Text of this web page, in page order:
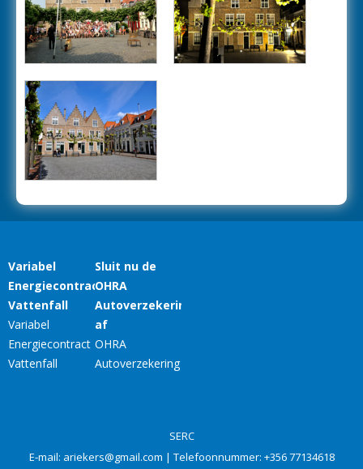
SERC
E-mail: ariekers@gmail.com | Telefoonnummer: +356 77134618